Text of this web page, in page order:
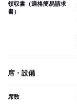
領収書（適格簡易請求
書）
席・設備
席数